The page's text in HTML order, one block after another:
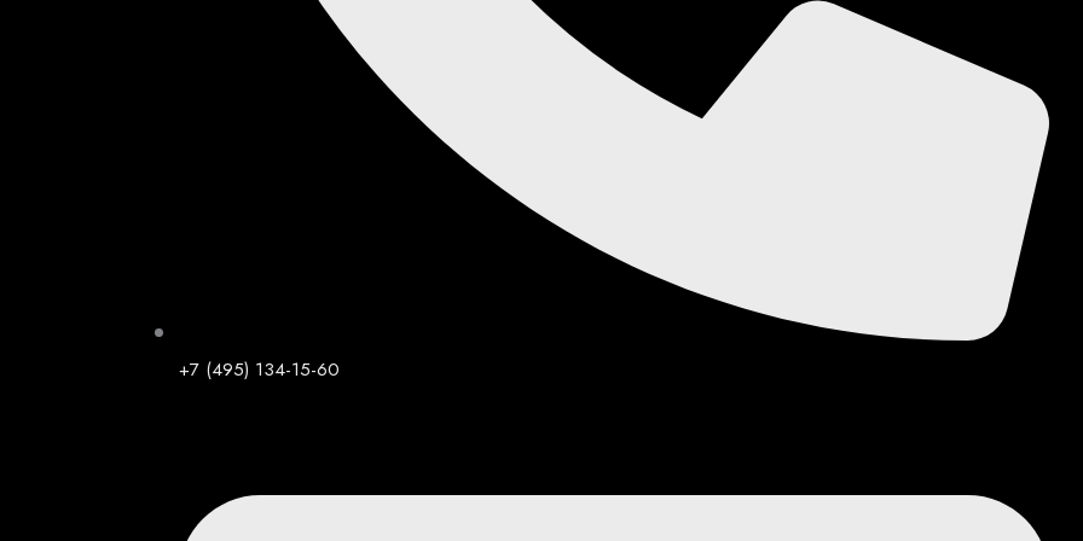
+7 (495) 134-15-60